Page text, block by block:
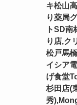
キ松山
り薬局
トSD南
り店,ク
松戸馬
イシア
げ食堂
杉田店(
秀